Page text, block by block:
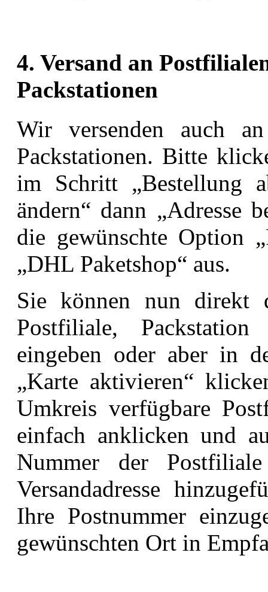
4. Versand an
Packstationen
Wir versenden auch
Packstationen. Bitte
im Schritt „Bestellung
ändern“ dann „Adresse
die gewünschte Option
„DHL Paketshop“ aus.
Sie können nun direkt
Postfiliale,
eingeben oder aber in
„Karte aktivieren“
Umkreis verfügbare
einfach anklicken und
Nummer der
Versandadresse
Ihre Postnummer
gewünschten Ort in